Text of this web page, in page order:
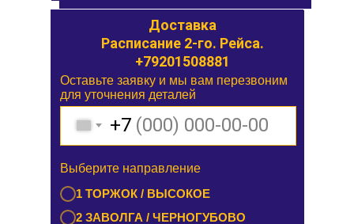
Оставьте заявку и мы вам перезвоним
для уточнения деталей
+7
Выберите направление
ЭММАУСС
Доставка
Расписание 1-го. Рейса.
Оставьте заявку и мы вам перезвоним
для уточнения деталей
+7
Выберите направление
1 ТОРЖОК / ВЫСОКОЕ
2 ЗАВОЛГА / ЧЕРНОГУБОВО
Доставка
Расписание 2-го. Рейса.
+79201508881